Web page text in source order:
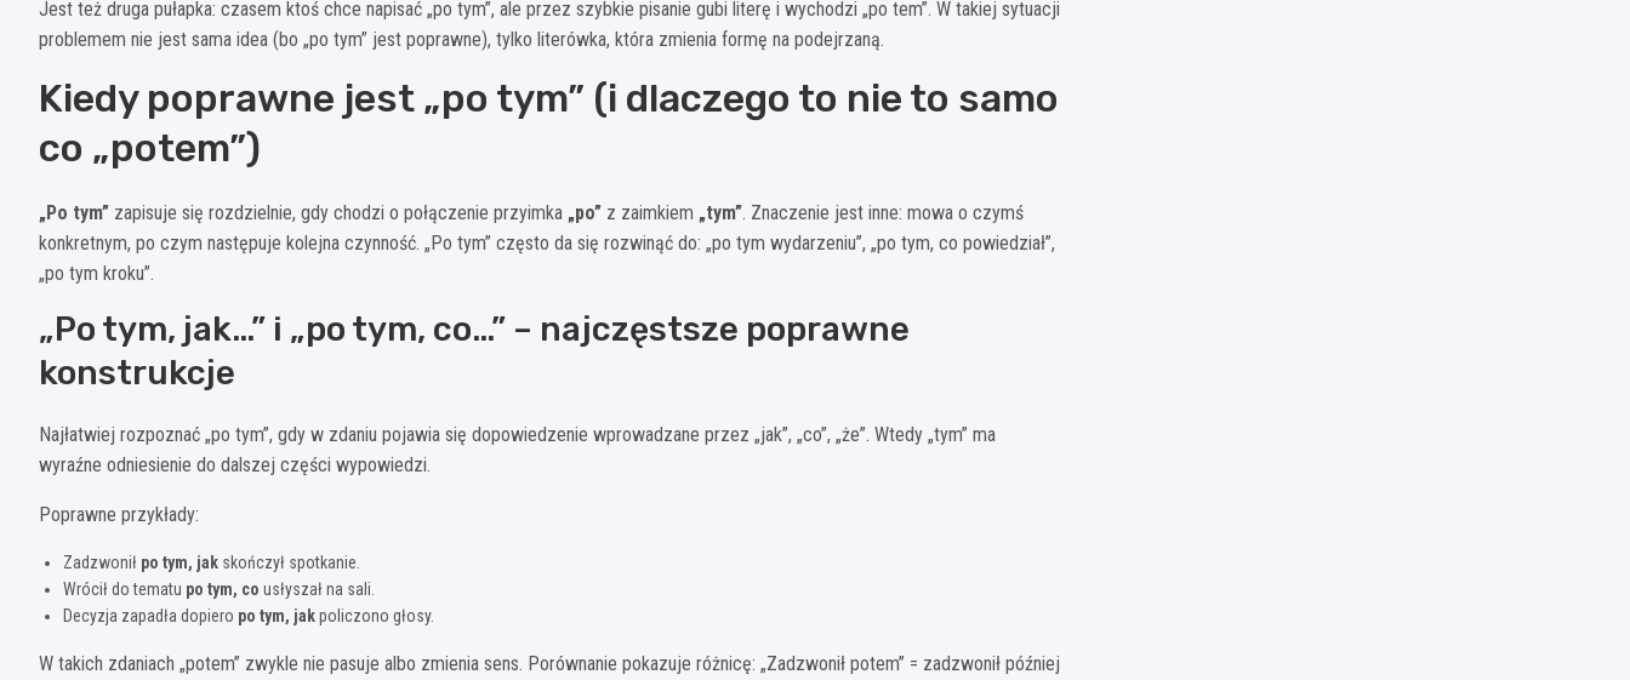
Jest też druga pułapka: czasem ktoś chce napisać „po tym”, ale przez szybkie pisanie gubi literę i wychodzi „po tem”. W takiej sytuacji
problemem nie jest sama idea (bo „po tym” jest poprawne), tylko literówka, która zmienia formę na podejrzaną.
Kiedy poprawne jest „po tym” (i dlaczego to nie to samo
co „potem”)
„Po tym” zapisuje się rozdzielnie, gdy chodzi o połączenie przyimka „po” z zaimkiem „tym”. Znaczenie jest inne: mowa o czymś
konkretnym, po czym następuje kolejna czynność. „Po tym” często da się rozwinąć do: „po tym wydarzeniu”, „po tym, co powiedział”,
„po tym kroku”.
„Po tym, jak…” i „po tym, co…” – najczęstsze poprawne
konstrukcje
Najłatwiej rozpoznać „po tym”, gdy w zdaniu pojawia się dopowiedzenie wprowadzane przez „jak”, „co”, „że”. Wtedy „tym” ma
wyraźne odniesienie do dalszej części wypowiedzi.
Poprawne przykłady:
Zadzwonił po tym, jak skończył spotkanie.
Wrócił do tematu po tym, co usłyszał na sali.
Decyzja zapadła dopiero po tym, jakpoliczono głosy.
W takich zdaniach „potem” zwykle nie pasuje albo zmienia sens. Porównanie pokazuje różnicę: „Zadzwonił potem” = zadzwonił później